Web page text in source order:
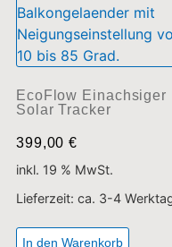
EcoFlow Einachsiger
Solar Tracker
399,00€
inkl. 19 % MwSt.
Lieferzeit: ca. 3-4
In den Warenkorb